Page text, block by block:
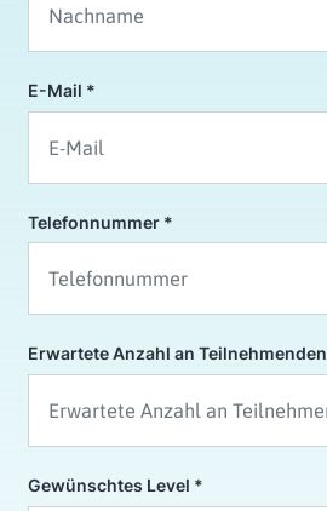
E-Mail
Telefonnummer
Erwartete Anzahl an Teilnehmenden
Gewünschtes Level